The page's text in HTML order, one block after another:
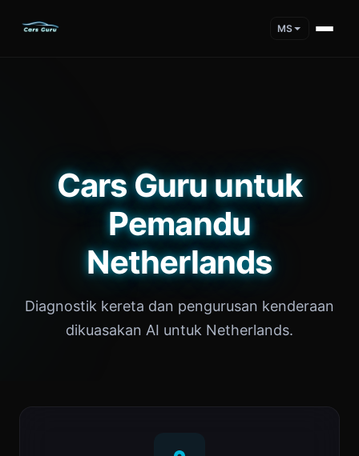
MS
Cars Guru untuk
Pemandu
Netherlands
Diagnostik kereta dan pengurusan kenderaan
dikuasakan AI untuk Netherlands.